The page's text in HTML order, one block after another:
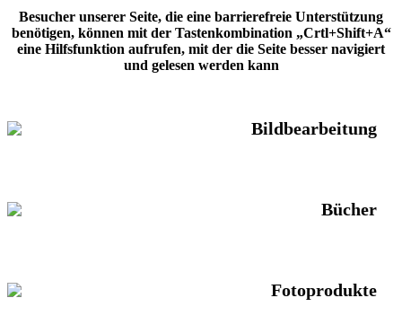
Besucher unserer Seite, die eine barrierefreie Unterstützung
benötigen, können mit der Tastenkombination „Crtl+Shift+A“
eine Hilfsfunktion aufrufen, mit der die Seite besser navigiert
und gelesen werden kann
Bildbearbeitung
Bücher
Fotoprodukte